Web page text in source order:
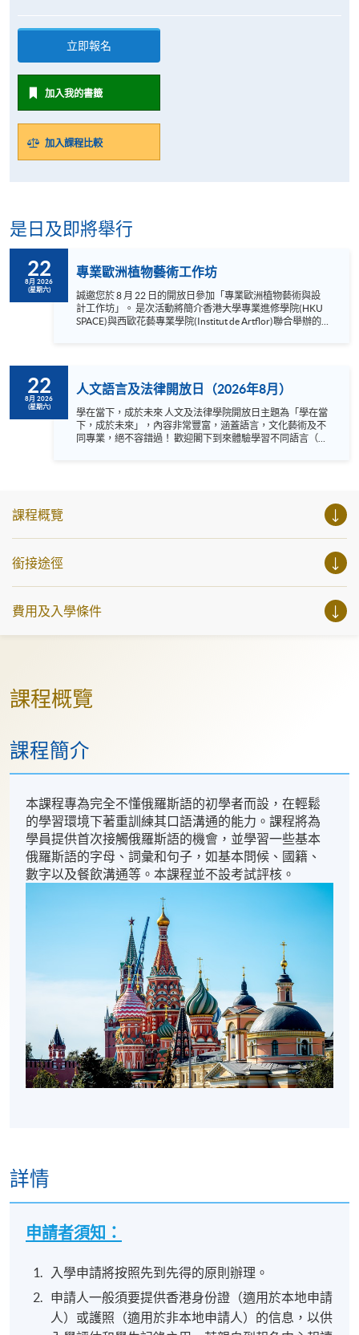
立即報名
加入我的書籤
加入課程比較
是日及即將舉行
22
8月 2026
(星期六)
專業歐洲植物藝術工作坊
誠邀您於 8 月 22 日的開放日參加「專業歐洲植物藝術與設
計工作坊」。 是次活動將簡介香港大學專業進修學院(HKU
SPACE)與西歐花藝專業學院(Institut de Artflor)聯合舉辦的
閒美術工作坊，而是一節結構嚴謹的體驗課程，旨在讓您具
體了解及親身體驗文憑級別的植物藝術專業培訓。工作坊名
額有限，請立即報名。 語言 ：粵語、輔以英語 Instagram:
https://www.instagram.com/european_hkuspace/ Facebook:
https://www.facebook.com/hkuspace.european YouTube:
22
8月 2026
(星期六)
人文語言及法律開放日（2026年8月）
學在當下，成於未來 人文及法律學院開放日主題為「學在當
下，成於未來」，內容非常豐富，涵蓋語言，文化藝術及不
同專業，絕不容錯過！ 歡迎閣下到來體驗學習不同語言（包
坊、體驗課堂和豐富資訊講座。萬勿錯過是次活動，記得把
圖！
課程概覽
銜接途徑
費用及入學條件
課程概覽
課程簡介
本課程專為完全不懂俄羅斯語的初學者而設，在輕鬆
的學習環境下著重訓練其口語溝通的能力。課程將為
學員提供首次接觸俄羅斯語的機會，並學習一些基本
俄羅斯語的字母、詞彙和句子，如基本問候、國籍、
數字以及餐飲溝通等。本課程並不設考試評核。
詳情
申請者須知：
入學申請將按照先到先得的原則辦理。
申請人一般須要提供香港身份證（適用於本地申請
人）或護照（適用於非本地申請人）的信息，以供